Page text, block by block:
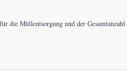
Müllentsorgung und der Gesamtanzahl